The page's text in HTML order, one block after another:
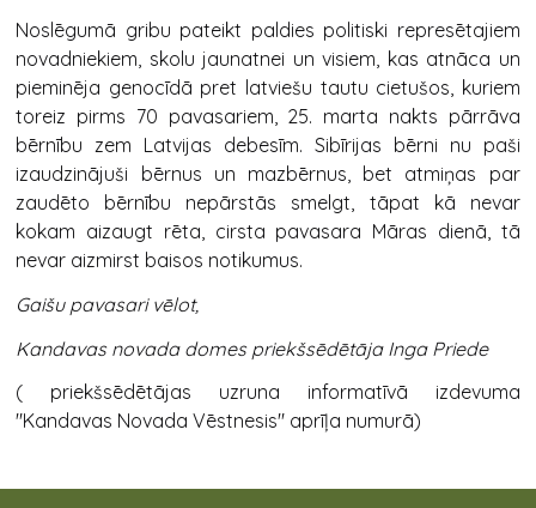
Noslēgumā gribu pateikt paldies politiski represētajiem
novadniekiem, skolu jaunatnei un visiem, kas atnāca un
pieminēja genocīdā pret latviešu tautu cietušos, kuriem
toreiz pirms 70 pavasariem, 25. marta nakts pārrāva
bērnību zem Latvijas debesīm. Sibīrijas bērni nu paši
izaudzinājuši bērnus un mazbērnus, bet atmiņas par
zaudēto bērnību nepārstās smelgt, tāpat kā nevar
kokam aizaugt rēta, cirsta pavasara Māras dienā, tā
nevar aizmirst baisos notikumus.
Gaišu pavasari vēlot,
Kandavas novada domes priekšsēdētāja Inga Priede
( priekšsēdētājas uzruna informatīvā izdevuma
"Kandavas Novada Vēstnesis" aprīļa numurā)